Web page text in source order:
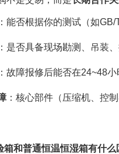
能否根据你的测试（如GB/
：是否具备现场勘测、吊装
故障报修后能否在24~48小
：核心部件（压缩机、控
箱和普通恒温恒湿箱有什么